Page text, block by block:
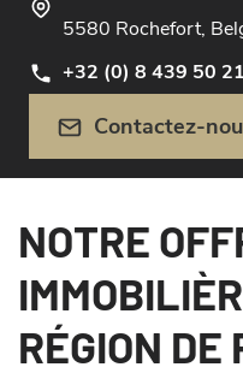
5580 Rochefort,
+32 (0) 8 439 50 21
Contactez-
NOTRE
RÉGION DE